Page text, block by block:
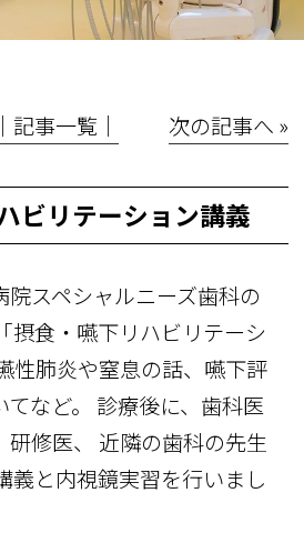
│記事一覧│ 次の記事へ »
ハビリテーション講義
スペシャルニーズ歯科の
摂食・嚥下リハビリテーシ
性肺炎や窒息の話、嚥下評
など。 診療後に、歯科医
研修医、 近隣の歯科の先生
義と内視鏡実習を行いまし